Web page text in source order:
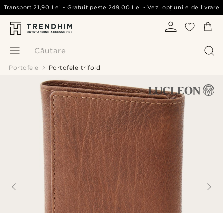
Căutare
Transport 21,90 Lei - Gratuit peste249,00 Lei -Vezi opțiunile de livrare
Portofele Portofele trifold